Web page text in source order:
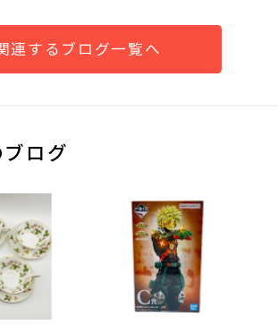
連するブログ一覧へ
ログ